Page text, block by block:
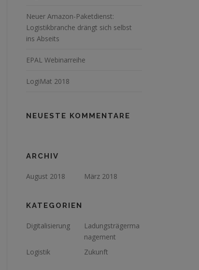
Neuer Amazon-Paketdienst:
Logistikbranche drängt sich selbst
ins Abseits
EPAL Webinarreihe
LogiMat 2018
NEUESTE KOMMENTARE
ARCHIV
August 2018 März 2018
KATEGORIEN
Digitalisierung
Ladungsträgerma
nagement
Logistik
Zukunft